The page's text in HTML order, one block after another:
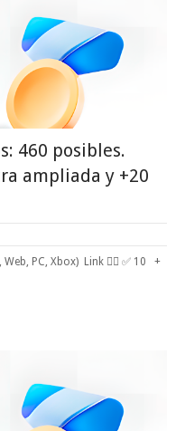
460 posibles.
ampliada y +20
PC, Xbox) Link 👈🏼 ✅ 10 +